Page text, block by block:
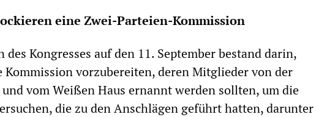
eine Zwei-Parteien-Kommission
des Kongresses auf den 11. September bestand darin,
Kommission vorzubereiten, deren Mitglieder von der
vom Weißen Haus ernannt werden sollten, um die
die zu den Anschlägen geführt hatten, darunter